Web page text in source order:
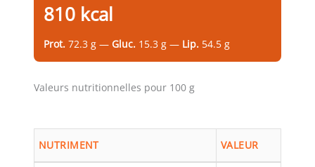
810 kcal
Prot. 72.3 g — Gluc. 15.3 g — Lip. 54.5 g
Valeurs nutritionnelles pour 100 g
NUTRIMENT VALEUR